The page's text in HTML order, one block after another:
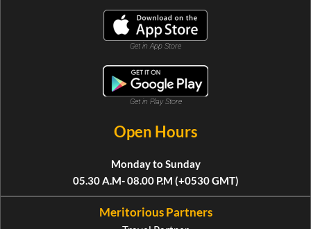
Get in App Store
Get in Play Store
Open Hours
Monday to Sunday
05.30 A.M- 08.00 P.M (+0530 GMT)
Meritorious Partners